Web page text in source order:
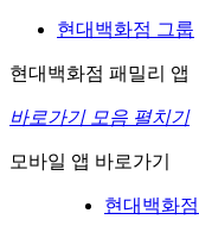
현대백화점 그룹
현대백화점 패밀리 앱
바로가기 모음 펼치기
모바일 앱 바로가기
현대백화점